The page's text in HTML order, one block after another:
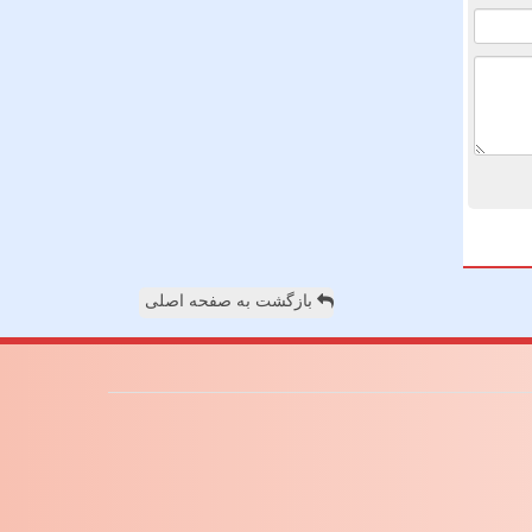
بازگشت به صفحه اصلی